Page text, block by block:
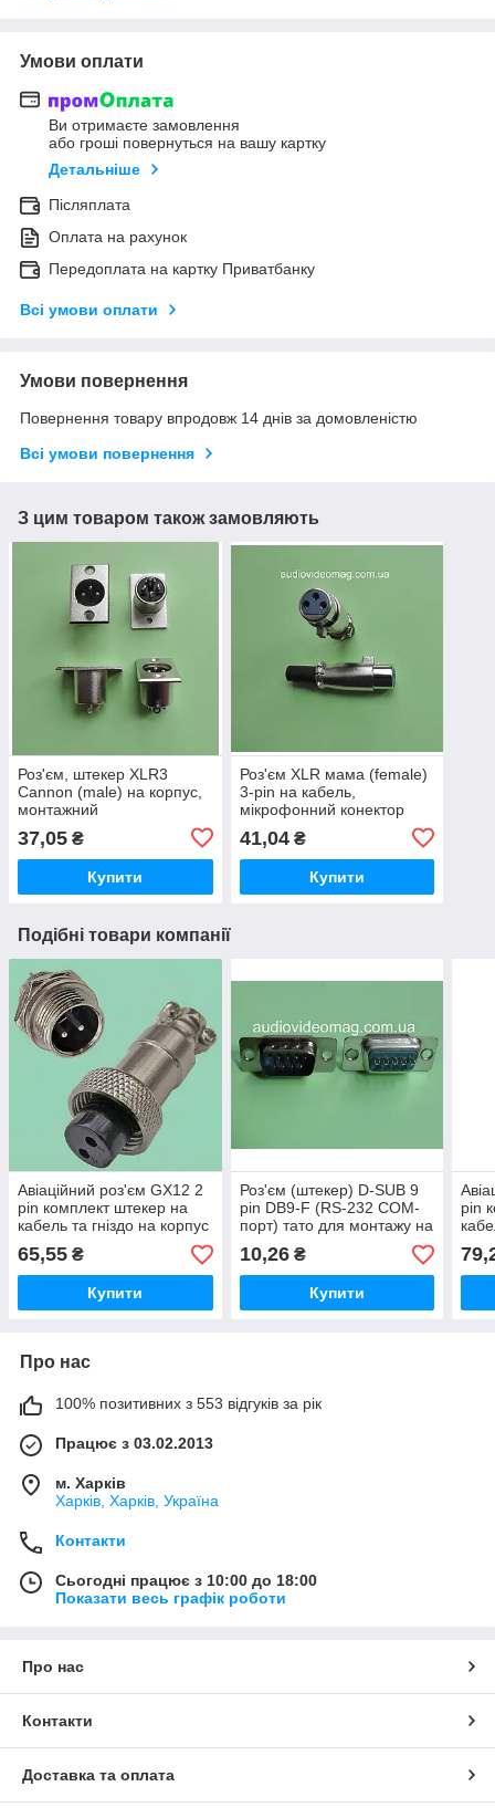
Умови оплати
Ви отримаєте замовлення
або гроші повернуться на вашу картку
Детальніше
Післяплата
Оплата на рахунок
Передоплата на картку Приватбанку
Всі умови оплати
Умови повернення
Повернення товару впродовж 14 днів за домовленістю
Всі умови повернення
З цим товаром також замовляють
Роз'єм, штекер XLR3
Cannon (male) на корпус,
монтажний
37,05 ₴
Купити
Роз'єм XLR мама (female)
3-pin на кабель,
мікрофонний конектор
41,04₴
Купити
Подібні товари компанії
Авіаційний роз'єм GX12 2
pin комплект штекер на
кабель та гніздо на корпус
65,55 ₴
Купити
Роз'єм (штекер) D-SUB 9
pin DB9-F (RS-232 COM-
порт) тато для монтажу на
кабель під пайку
10,26₴
Купити
pin
Про нас
100% позитивних з 553 відгуків за рік
Працює з 03.02.2013
м. Харків
Харків, Харків, Україна
Контакти
Сьогодні працює з 10:00 до 18:00
Показати весь графік роботи
Про нас
Контакти
Доставка та оплата